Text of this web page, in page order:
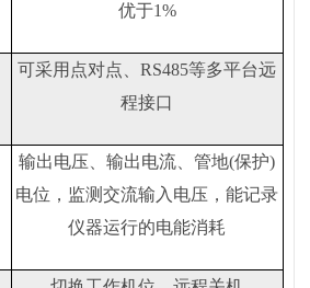
优于1%
可采用点对点、RS485等多平台远
程接口
输出电压、输出电流、管地(保护)
电位，监测交流输入电压，能记录
仪器运行的电能消耗